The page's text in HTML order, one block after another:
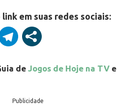
em suas redes sociais:
de Jogos de Hoje na TV e
Publicidade